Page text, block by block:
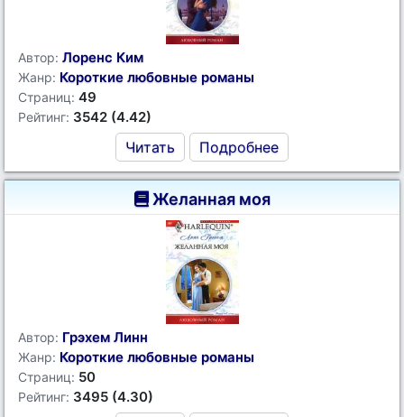
Автор: Лоренс Ким
Жанр: Короткие любовные романы
Страниц: 49
Рейтинг: 3542 (4.42)
Читать Подробнее
Желанная моя
Автор: Грэхем Линн
Жанр: Короткие любовные романы
Страниц: 50
Рейтинг: 3495 (4.30)